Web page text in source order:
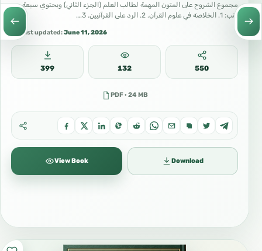
@haythamsarhan2
#الإسلام
#د_هيثم_سرحان
#العلم_الشرعي
#طلب_العلم
#المنهج_السلفي
#السنة_النبوية
مجموع الشروح على المتون المهمة لطالب العلم (الجزء الثاني) ويحتوي سبعة
كتب: 1. الخلاصة في علوم القرآن. 2. الرد على القرآنيين. 3.…
Last updated:June 11, 2026
399 132 550
PDF · 24 MB
View Book Download